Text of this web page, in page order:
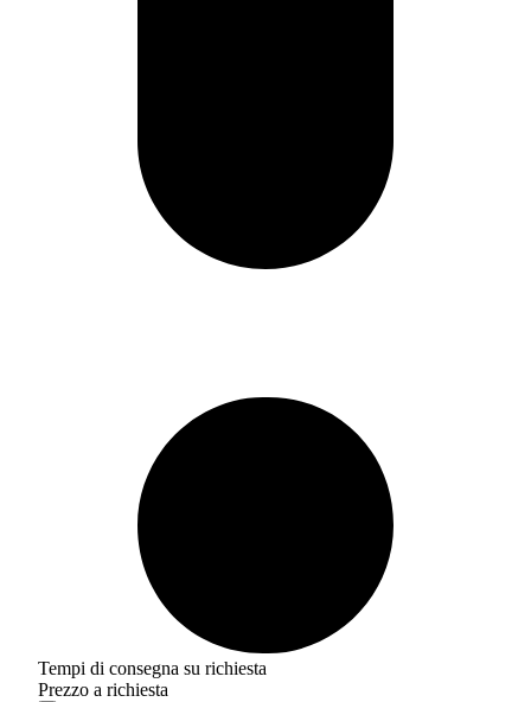
Tempi di consegna su richiesta
Prezzo a richiesta